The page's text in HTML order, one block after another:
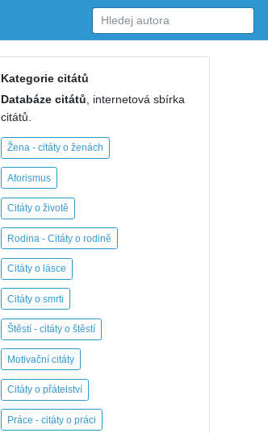
Kategorie citátů
Databáze citátů , internetová sbírka
citátů.
Žena - citáty o ženách
Aforismus
Citáty o životě
Rodina - Citáty o rodině
Citáty o lásce
Citáty o smrti
Štěstí - citáty o štěstí
Motivační citáty
Citáty o přátelství
Práce - citáty o práci